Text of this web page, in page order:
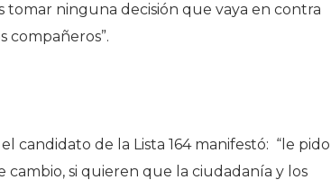
tomar ninguna decisión que vaya en contra
compañeros”.
candidato de la Lista 164 manifestó: “le pido
si quieren que la ciudadanía y los